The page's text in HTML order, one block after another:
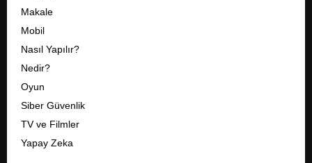
Makale
Mobil
Nasıl Yapılır?
Nedir?
Oyun
Siber Güvenlik
TV ve Filmler
Yapay Zeka